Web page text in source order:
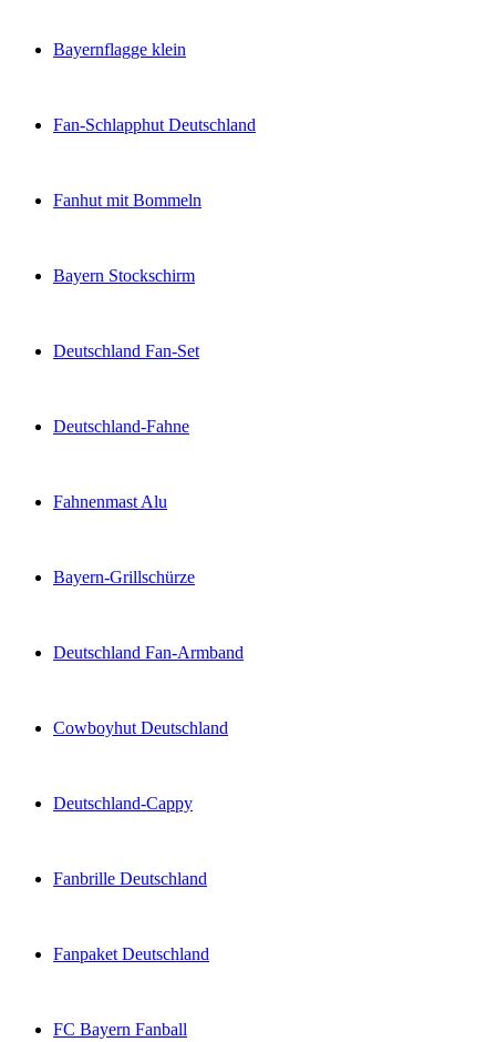
Bayernflagge klein
Fan-Schlapphut Deutschland
Fanhut mit Bommeln
Bayern Stockschirm
Deutschland Fan-Set
Deutschland-Fahne
Fahnenmast Alu
Bayern-Grillschürze
Deutschland Fan-Armband
Cowboyhut Deutschland
Deutschland-Cappy
Fanbrille Deutschland
Fanpaket Deutschland
FC Bayern Fanball